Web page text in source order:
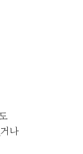
나